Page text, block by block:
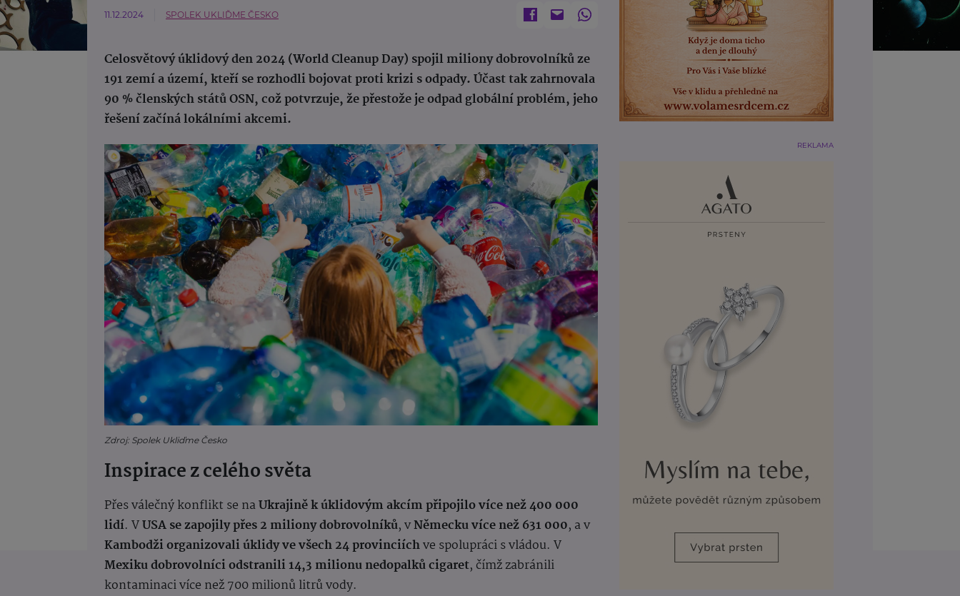
11.12.2024 SPOLEK UKLIĎME ČESKO
Celosvětový úklidový den 2024 (World Cleanup Day) spojil miliony dobrovolníků ze
191 zemí a území, kteří se rozhodli bojovat proti krizi s odpady. Účast tak zahrnovala
90 % členských států OSN, což potvrzuje, že přestože je odpad globální problém, jeho
řešení začíná lokálními akcemi.
Zdroj: Spolek Ukliďme Česko
Inspirace z celého světa
Přes válečný konflikt se naUkrajině k úklidovým akcím připojilo více než 400 000
lidí. VUSA se zapojily přes 2 miliony dobrovolníků, vNěmecku více než 631 000, a v
Kambodži organizovali úklidy ve všech 24 provinciíchve spolupráci s vládou. V
Mexiku dobrovolníci odstranili 14,3 milionu nedopalků cigaret, čímž zabránili
kontaminaci více než 700 milionů litrů vody.
REKLAMA